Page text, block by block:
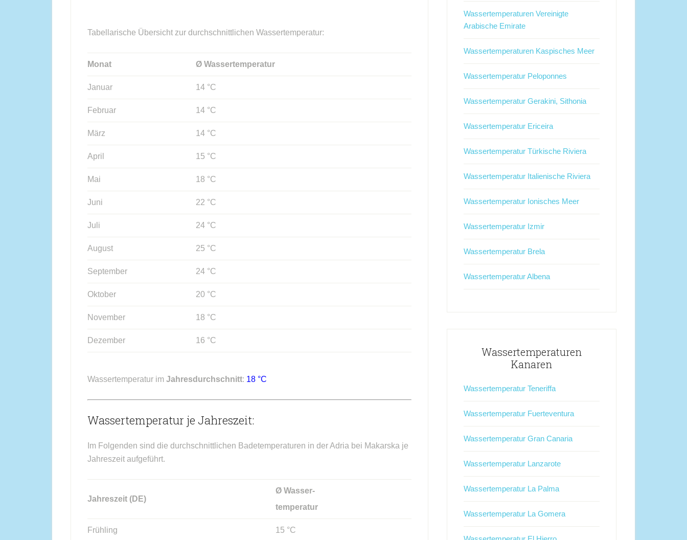
Tabellarische Übersicht zur durchschnittlichen Wassertemperatur:
Monat Ø Wassertemperatur
Januar 14 °C
Februar 14 °C
März 14 °C
April 15 °C
Mai 18 °C
Juni 22 °C
Juli 24 °C
August 25 °C
September 24 °C
Oktober 20 °C
November 18 °C
Dezember 16 °C
Wassertemperatur im Jahresdurchschnitt: 18 °C
Wassertemperatur je Jahreszeit:
Im Folgenden sind die durchschnittlichen Badetemperaturen in der Adria bei Makarska je
Jahreszeit aufgeführt.
Jahreszeit (DE)
Ø Wasser-
temperatur
Frühling 15 °C
Wassertemperaturen Vereinigte
Arabische Emirate
Wassertemperaturen Kaspisches Meer
Wassertemperatur Peloponnes
Wassertemperatur Gerakini, Sithonia
Wassertemperatur Ericeira
Wassertemperatur Türkische Riviera
Wassertemperatur Italienische Riviera
Wassertemperatur Ionisches Meer
Wassertemperatur Izmir
Wassertemperatur Brela
Wassertemperatur Albena
Wassertemperaturen
Kanaren
Wassertemperatur Teneriffa
Wassertemperatur Fuerteventura
Wassertemperatur Gran Canaria
Wassertemperatur Lanzarote
Wassertemperatur La Palma
Wassertemperatur La Gomera